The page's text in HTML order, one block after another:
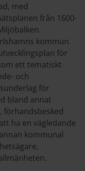
med
från 1600-
kommun
för
ett tematiskt
och
för
bland annat
förhandsbesked
ha en vägledande
kommunal